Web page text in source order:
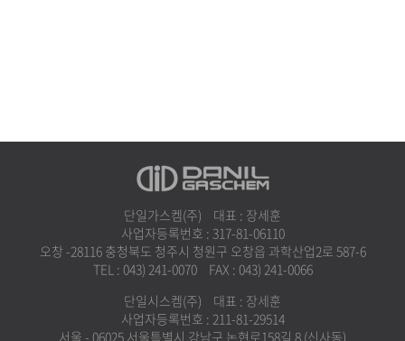
단일가스켐(주)
대표 : 장세훈
사업자등록번호 : 317-81-06110
오창 -28116 충청북도 청주시 청원구 오창읍 과학산업2로 587-6
TEL : 043) 241-0070
FAX : 043) 241-0066
단일시스켐(주)
대표 : 장세훈
사업자등록번호 : 211-81-29514
서울 - 06025 서울특별시 강남구 논현로158길 8 (신사동)